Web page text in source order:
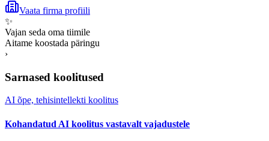
Vaata firma profiili
✨
Vajan seda oma tiimile
Aitame koostada päringu
›
Sarnased koolitused
AI õpe, tehisintellekti koolitus
Kohandatud AI koolitus vastavalt vajadustele